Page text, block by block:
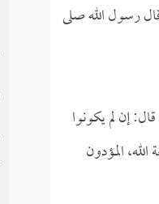
رسول الله صلى
إن لم يكونوا
المؤدون